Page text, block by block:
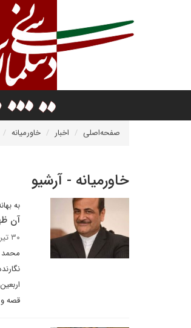
صفحه‌اصلی اخبار خاورمیانه
خاورمیانه - آرشیو
به
آن
۳۰ تیر ۱۴۰۰
محمد
قصه